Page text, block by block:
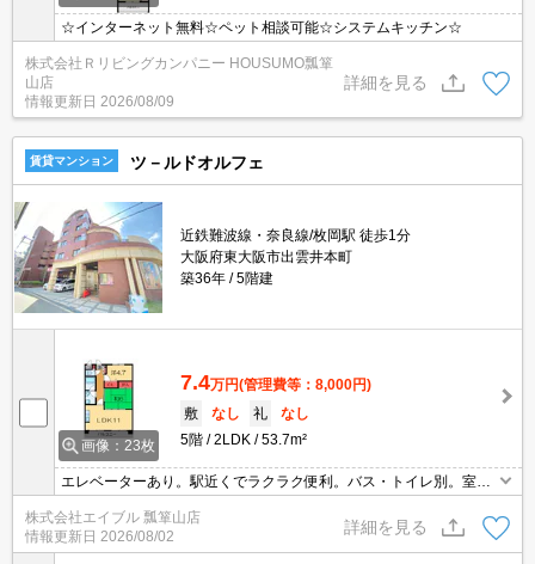
☆インターネット無料☆ペット相談可能☆システムキッチン☆
株式会社Ｒリビングカンパニー HOUSUMO瓢箪
山店
情報更新日 2026/08/09
詳細を見る
賃貸マンション ツ－ルドオルフェ
近鉄難波線・奈良線/枚岡駅 徒歩1分
大阪府東大阪市出雲井本町
築36年
5階建
画像：23枚
7.4万円(管理費等：8,000円)
敷
なし 礼
なし
5階
2LDK 53.7m²
エレベーターあり。駅近くでラクラク便利。バス・トイレ別。室内
洗濯機置場。保証会社加入要(初回、月額総支払額の70%)。
株式会社エイブル 瓢箪山店
情報更新日 2026/08/02
詳細を見る